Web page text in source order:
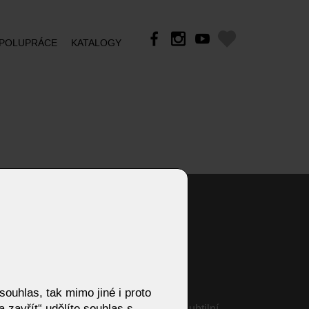
KATALOGY
tak mimo jiné i proto